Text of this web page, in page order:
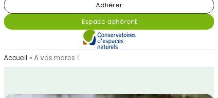
Adhérer
Espace adhérent
Accueil » A vos mares !